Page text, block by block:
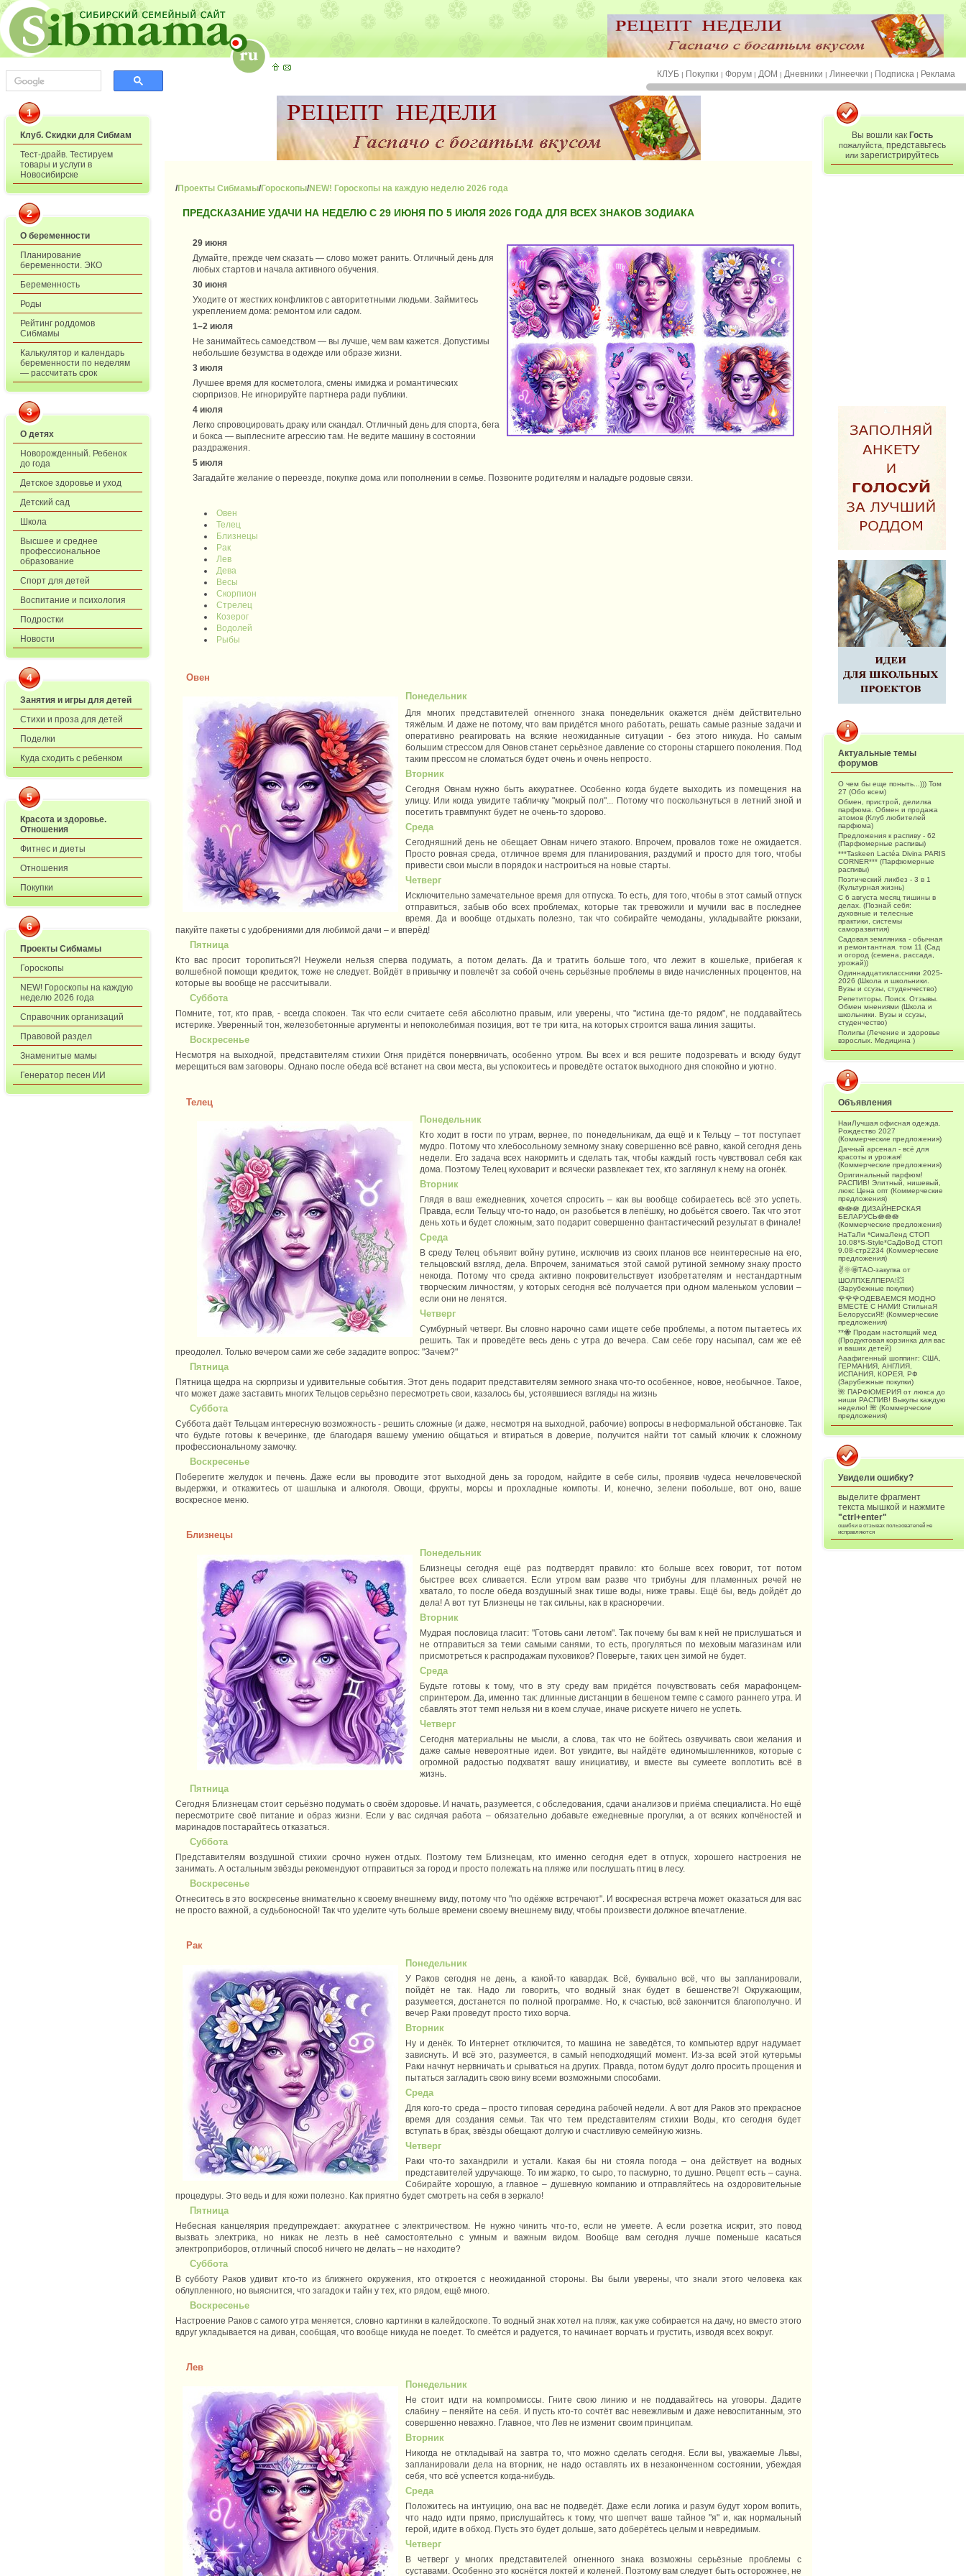
КЛУБ | Покупки | Форум | ДОМ | Дневники | Линеечки | Подписка | Реклама
1
Клуб. Скидки для Сибмам
Тест-драйв. Тестируем
товары и услуги в
Новосибирске
2
О беременности
Планирование
беременности. ЭКО
Беременность
Роды
Рейтинг роддомов
Сибмамы
Калькулятор и календарь
беременности по неделям
— рассчитать срок
3
О детях
Новорожденный. Ребенок
до года
Детское здоровье и уход
Детский сад
Школа
Высшее и среднее
профессиональное
образование
Спорт для детей
Воспитание и психология
Подростки
Новости
4
Занятия и игры для детей
Стихи и проза для детей
Поделки
Куда сходить с ребенком
5
Красота и здоровье.
Отношения
Фитнес и диеты
Отношения
Покупки
6
Проекты Сибмамы
Гороскопы
NEW! Гороскопы на каждую
неделю 2026 года
Справочник организаций
Правовой раздел
Знаменитые мамы
Генератор песен ИИ
/Проекты Сибмамы/Гороскопы/NEW! Гороскопы на каждую неделю 2026 года
ПРЕДСКАЗАНИЕ УДАЧИ НА НЕДЕЛЮ С 29 ИЮНЯ ПО 5 ИЮЛЯ 2026 ГОДА ДЛЯ ВСЕХ ЗНАКОВ ЗОДИАКА
29 июня
Думайте, прежде чем сказать — слово может ранить. Отличный день для
любых стартов и начала активного обучения.
30 июня
Уходите от жестких конфликтов с авторитетными людьми. Займитесь
укреплением дома: ремонтом или садом.
1–2 июля
Не занимайтесь самоедством — вы лучше, чем вам кажется. Допустимы
небольшие безумства в одежде или образе жизни.
3 июля
Лучшее время для косметолога, смены имиджа и романтических
сюрпризов. Не игнорируйте партнера ради публики.
4 июля
Легко спровоцировать драку или скандал. Отличный день для спорта, бега
и бокса — выплесните агрессию там. Не ведите машину в состоянии
раздражения.
5 июля
Загадайте желание о переезде, покупке дома или пополнении в семье. Позвоните родителям и наладьте родовые связи.
Овен
Телец
Близнецы
Рак
Лев
Дева
Весы
Скорпион
Стрелец
Козерог
Водолей
Рыбы
Овен
Понедельник
Для многих представителей огненного знака понедельник окажется днём действительно
тяжёлым. И даже не потому, что вам придётся много работать, решать самые разные задачи и
оперативно реагировать на всякие неожиданные ситуации - без этого никуда. Но самым
большим стрессом для Овнов станет серьёзное давление со стороны старшего поколения. Под
таким прессом не сломаться будет очень и очень непросто.
Вторник
Сегодня Овнам нужно быть аккуратнее. Особенно когда будете выходить из помещения на
улицу. Или когда увидите табличку "мокрый пол"... Потому что поскользнуться в летний зной и
посетить травмпункт будет не очень-то здорово.
Среда
Сегодняшний день не обещает Овнам ничего этакого. Впрочем, провалов тоже не ожидается.
Просто ровная среда, отличное время для планирования, раздумий и просто для того, чтобы
привести свои мысли в порядок и настроиться на новые старты.
Четверг
Исключительно замечательное время для отпуска. То есть, для того, чтобы в этот самый отпуск
отправиться, забыв обо всех проблемах, которые так тревожили и мучили вас в последнее
время. Да и вообще отдыхать полезно, так что собирайте чемоданы, укладывайте рюкзаки,
пакуйте пакеты с удобрениями для любимой дачи – и вперёд!
Пятница
Кто вас просит торопиться?! Неужели нельзя сперва подумать, а потом делать. Да и тратить больше того, что лежит в кошельке, прибегая к
волшебной помощи кредиток, тоже не следует. Войдёт в привычку и повлечёт за собой очень серьёзные проблемы в виде начисленных процентов, на
которые вы вообще не рассчитывали.
Суббота
Помните, тот, кто прав, - всегда cпокоен. Так что если считаете себя абсолютно правым, или уверены, что "истина где-то рядом", не поддавайтесь
истерике. Уверенный тон, железобетонные аргументы и непоколебимая позиция, вот те три кита, на которых строится ваша линия защиты.
Воскресенье
Несмотря на выходной, представителям стихии Огня придётся понервничать, особенно утром. Вы всех и вся решите подозревать и всюду будут
мерещиться вам заговоры. Однако после обеда всё встанет на свои места, вы успокоитесь и проведёте остаток выходного дня спокойно и уютно.
Телец
Понедельник
Кто ходит в гости по утрам, вернее, по понедельникам, да ещё и к Тельцу – тот поступает
мудро. Потому что хлебосольному земному знаку совершенно всё равно, какой сегодня день
недели. Его задача всех накормить и сделать так, чтобы каждый гость чувствовал себя как
дома. Поэтому Телец куховарит и всячески развлекает тех, кто заглянул к нему на огонёк.
Вторник
Глядя в ваш ежедневник, хочется спросить – как вы вообще собираетесь всё это успеть.
Правда, если Тельцу что-то надо, он разобьется в лепёшку, но добьётся своего. Так что этот
день хоть и будет сложным, зато подарит совершенно фантастический результат в финале!
Среда
В среду Телец объявит войну рутине, исключив из своих планов все неинтересные на его,
тельцовский взгляд, дела. Впрочем, заниматься этой самой рутиной земному знаку просто
некогда. Потому что среда активно покровительствует изобретателям и нестандартным
творческим личностям, у которых сегодня всё получается при одном маленьком условии –
если они не ленятся.
Четверг
Сумбурный четверг. Вы словно нарочно сами ищете себе проблемы, а потом пытаетесь их
решить. Так и проведёте весь день с утра до вечера. Сам себе гору насыпал, сам же её
преодолел. Только вечером сами же себе зададите вопрос: "Зачем?"
Пятница
Пятница щедра на сюрпризы и удивительные события. Этот день подарит представителям земного знака что-то особенное, новое, необычное. Такое,
что может даже заставить многих Тельцов серьёзно пересмотреть свои, казалось бы, устоявшиеся взгляды на жизнь
Суббота
Суббота даёт Тельцам интересную возможность - решить сложные (и даже, несмотря на выходной, рабочие) вопросы в неформальной обстановке. Так
что будьте готовы к вечеринке, где благодаря вашему умению общаться и втираться в доверие, получится найти тот самый ключик к сложному
профессиональному замочку.
Воскресенье
Поберегите желудок и печень. Даже если вы проводите этот выходной день за городом, найдите в себе силы, проявив чудеса нечеловеческой
выдержки, и откажитесь от шашлыка и алкоголя. Овощи, фрукты, морсы и прохладные компоты. И, конечно, зелени побольше, вот оно, ваше
воскресное меню.
Близнецы
Понедельник
Близнецы сегодня ещё раз подтвердят правило: кто больше всех говорит, тот потом
быстрее всех сливается. Если утром вам разве что трибуны для пламенных речей не
хватало, то после обеда воздушный знак тише воды, ниже травы. Ещё бы, ведь дойдёт до
дела! А вот тут Близнецы не так сильны, как в красноречии.
Вторник
Мудрая пословица гласит: "Готовь сани летом". Так почему бы вам к ней не прислушаться и
не отправиться за теми самыми санями, то есть, прогуляться по меховым магазинам или
присмотреться к распродажам пуховиков? Поверьте, таких цен зимой не будет.
Среда
Будьте готовы к тому, что в эту среду вам придётся почувствовать себя марафонцем-
спринтером. Да, именно так: длинные дистанции в бешеном темпе с самого раннего утра. И
сбавлять этот темп нельзя ни в коем случае, иначе рискуете ничего не успеть.
Четверг
Сегодня материальны не мысли, а слова, так что не бойтесь озвучивать свои желания и
даже самые невероятные идеи. Вот увидите, вы найдёте единомышленников, которые с
огромной радостью подхватят вашу инициативу, и вместе вы сумеете воплотить всё в
жизнь.
Пятница
Сегодня Близнецам стоит серьёзно подумать о своём здоровье. И начать, разумеется, с обследования, сдачи анализов и приёма специалиста. Но ещё
пересмотрите своё питание и образ жизни. Если у вас сидячая работа – обязательно добавьте ежедневные прогулки, а от всяких копчёностей и
маринадов постарайтесь отказаться.
Суббота
Представителям воздушной стихии срочно нужен отдых. Поэтому тем Близнецам, кто именно сегодня едет в отпуск, хорошего настроения не
занимать. А остальным звёзды рекомендуют отправиться за город и просто полежать на пляже или послушать птиц в лесу.
Воскресенье
Отнеситесь в это воскресенье внимательно к своему внешнему виду, потому что "по одёжке встречают". И воскресная встреча может оказаться для вас
не просто важной, а судьбоносной! Так что уделите чуть больше времени своему внешнему виду, чтобы произвести должное впечатление.
Рак
Понедельник
У Раков сегодня не день, а какой-то кавардак. Всё, буквально всё, что вы запланировали,
пойдёт не так. Надо ли говорить, что водный знак будет в бешенстве?! Окружающим,
разумеется, достанется по полной программе. Но, к счастью, всё закончится благополучно. И
вечер Раки проведут просто тихо ворча.
Вторник
Ну и денёк. То Интернет отключится, то машина не заведётся, то компьютер вдруг надумает
зависнуть. И всё это, разумеется, в самый неподходящий момент. Из-за всей этой кутерьмы
Раки начнут нервничать и срываться на других. Правда, потом будут долго просить прощения и
пытаться загладить свою вину всеми возможными способами.
Среда
Для кого-то среда – просто типовая середина рабочей недели. А вот для Раков это прекрасное
время для создания семьи. Так что тем представителям стихии Воды, кто сегодня будет
вступать в брак, звёзды обещают долгую и счастливую семейную жизнь.
Четверг
Раки что-то захандрили и устали. Какая бы ни стояла погода – она действует на водных
представителей удручающе. То им жарко, то сыро, то пасмурно, то душно. Рецепт есть – сауна.
Собирайте хорошую, а главное – душевную компанию и отправляйтесь на оздоровительные
процедуры. Это ведь и для кожи полезно. Как приятно будет смотреть на себя в зеркало!
Пятница
Небесная канцелярия предупреждает: аккуратнее с электричеством. Не нужно чинить что-то, если не умеете. А если розетка искрит, это повод
вызвать электрика, но никак не лезть в неё самостоятельно с умным и важным видом. Вообще вам сегодня лучше поменьше касаться
электроприборов, отличный способ ничего не делать – не находите?
Суббота
В субботу Раков удивит кто-то из ближнего окружения, кто откроется с неожиданной стороны. Вы были уверены, что знали этого человека как
облупленного, но выяснится, что загадок и тайн у тех, кто рядом, ещё много.
Воскресенье
Настроение Раков с самого утра меняется, словно картинки в калейдоскопе. То водный знак хотел на пляж, как уже собирается на дачу, но вместо этого
вдруг укладывается на диван, сообщая, что вообще никуда не поедет. То смеётся и радуется, то начинает ворчать и грустить, изводя всех вокруг.
Лев
Понедельник
Не стоит идти на компромиссы. Гните свою линию и не поддавайтесь на уговоры. Дадите
слабину – пеняйте на себя. И пусть кто-то сочтёт вас невежливым и даже невоспитанным, это
совершенно неважно. Главное, что Лев не изменит своим принципам.
Вторник
Никогда не откладывай на завтра то, что можно сделать сегодня. Если вы, уважаемые Львы,
запланировали дела на вторник, не надо оставлять их в незаконченном состоянии, убеждая
себя, что всё успеется когда-нибудь.
Среда
Положитесь на интуицию, она вас не подведёт. Даже если логика и разум будут хором вопить,
что надо идти прямо, прислушайтесь к тому, что шепчет ваше тайное "я" и, как нормальный
герой, идите в обход. Пусть это будет дольше, зато доберётесь целым и невредимым.
Четверг
В четверг у многих представителей огненного знака возможны серьёзные проблемы с
суставами. Особенно это коснётся локтей и коленей. Поэтому вам следует быть осторожнее, не
Вы вошли как Гость
пожалуйста, представьтесь
или зарегистрируйтесь
Актуальные темы
форумов
О чем бы еще поныть...))) Том
27 (Обо всем)
Обмен, пристрой, делилка
парфюма. Обмен и продажа
атомов (Клуб любителей
парфюма)
Предложения к распиву - 62
(Парфюмерные распивы)
***Taskeen Lactéa Divina PARIS
CORNER*** (Парфюмерные
распивы)
Поэтический ликбез - 3 в 1
(Культурная жизнь)
С 6 августа месяц тишины в
делах. (Познай себя:
духовные и телесные
практики, системы
саморазвития)
Садовая земляника - обычная
и ремонтантная. том 11 (Сад
и огород (семена, рассада,
урожай))
Одиннадцатиклассники 2025-
2026 (Школа и школьники.
Вузы и ссузы, студенчество)
Репетиторы. Поиск. Отзывы.
Обмен мнениями (Школа и
школьники. Вузы и ссузы,
студенчество)
Полипы (Лечение и здоровье
взрослых. Медицина )
Объявления
НаиЛучшая офисная одежда.
Рождество 2027
(Коммерческие предложения)
Дачный арсенал - всё для
красоты и урожая!
(Коммерческие предложения)
Оригинальный парфюм!
РАСПИВ! Элитный, нишевый,
люкс Цена опт (Коммерческие
предложения)
🪷🪷🪷 ДИЗАЙНЕРСКАЯ
БЕЛАРУСЬ🪷🪷🪷
(Коммерческие предложения)
НаТаЛи *СимаЛенд СТОП
10.08*S-Style*СаДоВоД СТОП
9.08-стр2234 (Коммерческие
предложения)
✌️🌞🤩ТАО-закупка от
ШОЛПХЕЛПЕРА!💥
(Зарубежные покупки)
🌹🌹🌹ОДЕВАЕМСЯ МОДНО
ВМЕСТЕ С НАМИ! СтильнаЯ
БелоруссиЯ‼ (Коммерческие
предложения)
**🐝 Продам настоящий мед
(Продуктовая корзинка для вас
и ваших детей)
Ааафигенный шоппинг: США,
ГЕРМАНИЯ, АНГЛИЯ,
ИСПАНИЯ, КОРЕЯ, РФ
(Зарубежные покупки)
🌺 ПАРФЮМЕРИЯ от люкса до
ниши РАСПИВ! Выкупы каждую
неделю! 🌺 (Коммерческие
предложения)
Увидели ошибку?
выделите фрагмент
текста мышкой и нажмите
"ctrl+enter"
ошибки в отзывах пользователей не
исправляются